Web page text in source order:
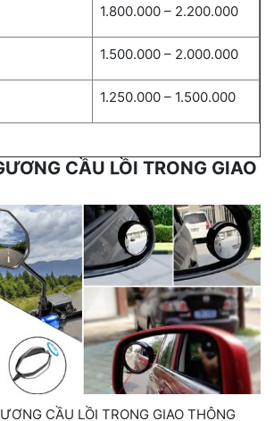
1.800.000 – 2.200.000
1.500.000 – 2.000.000
1.250.000 – 1.500.000
CẦU LỒI TRONG GIAO
CẦU LỒI TRONG GIAO THÔNG